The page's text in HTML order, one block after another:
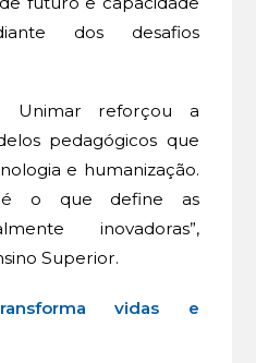
dos desafios
Unimar reforçou a
pedagógicos que
e humanização.
é o que define as
inovadoras”,
Superior.
vidas e